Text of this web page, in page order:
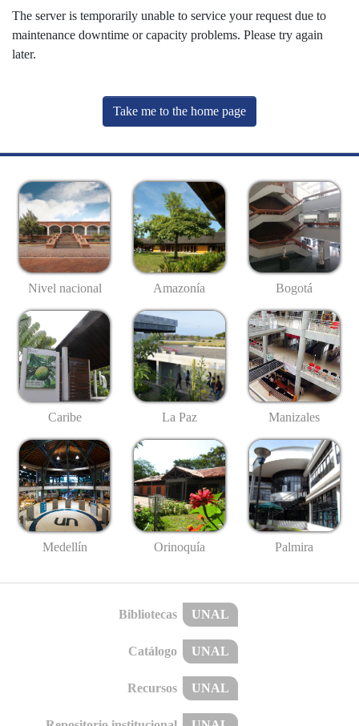
The server is temporarily unable to service your request due to
maintenance downtime or capacity problems. Please try again
later.
Take me to the home page
Nivel nacional Amazonía Bogotá
Caribe La Paz Manizales
Medellín Orinoquía Palmira
Bibliotecas UNAL
Catálogo UNAL
Recursos UNAL